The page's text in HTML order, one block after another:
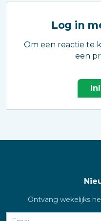
Log in
Om een reactie te
een
Ontvang wekelijks